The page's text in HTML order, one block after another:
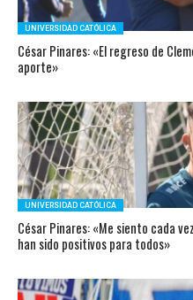
UNIVERSIDAD CATÓLICA
César Pinares: «El regreso de
aporte»
UNIVERSIDAD CATÓLICA
César Pinares: «Me siento cada
han sido positivos para todos»